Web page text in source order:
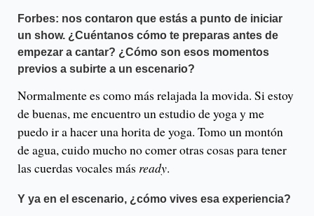
Forbes: nos contaron que estás a punto de iniciar
un show. ¿Cuéntanos cómo te preparas antes de
empezar a cantar? ¿Cómo son esos momentos
previos a subirte a un escenario?
Normalmente es como más relajada la movida. Si estoy
de buenas, me encuentro un estudio de yoga y me
puedo ir a hacer una horita de yoga. Tomo un montón
de agua, cuido mucho no comer otras cosas para tener
las cuerdas vocales más ready.
Y ya en el escenario, ¿cómo vives esa experiencia?